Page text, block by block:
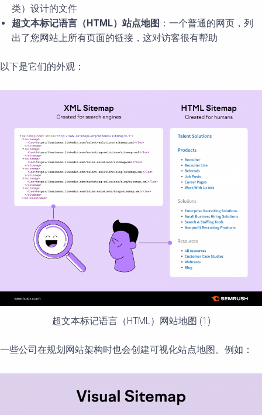
类）设计的文件
超文本标记语言（HTML）站点地图 ：一个普通的网页，列
出了您网站上所有页面的链接，这对访客很有帮助
以下是它们的外观：
超文本标记语言（HTML）网站地图 (1)
一些公司在规划网站架构时也会创建可视化站点地图。例如：